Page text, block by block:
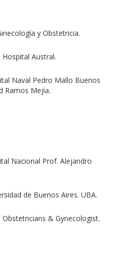
y Obstetricia.
Austral.
Naval Pedro Mallo Buenos
Ramos Mejía.
Nacional Prof. Alejandro
de Buenos Aires. UBA.
& Gynecologist.